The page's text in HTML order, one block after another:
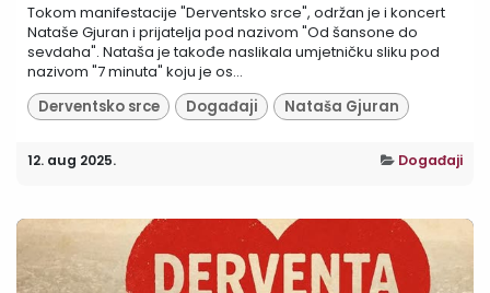
Tokom manifestacije "Derventsko srce", održan je i koncert
Nataše Gjuran i prijatelja pod nazivom "Od šansone do
sevdaha". Nataša je takođe naslikala umjetničku sliku pod
nazivom "7 minuta" koju je os...
Derventsko srce
Događaji Nataša Gjuran
12. aug 2025. Događaji